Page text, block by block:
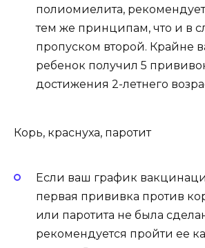
полиомиелита,
тем же принципам, что и в
пропуском второй. Крайне
ребенок получил 5
достижения 2-летнего
Корь, краснуха, паротит
Если ваш график
первая прививка против
или паротита не была
рекомендуется пройти ее